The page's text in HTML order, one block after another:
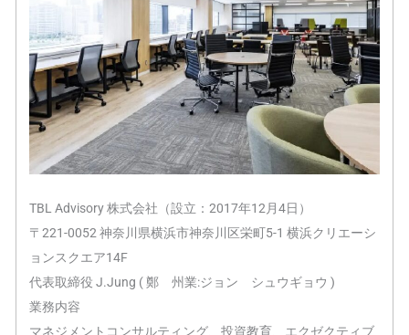
TBL Advisory 株式会社（設立：2017年12月4日）
〒221-0052 神奈川県横浜市神奈川区栄町5-1 横浜クリエーシ
ョンスクエア14F
代表取締役 J.Jung ( 鄭 州業:ジョン シュウギョウ )
業務内容
マネジメントコンサルティング、投資教育、エクゼクティブ